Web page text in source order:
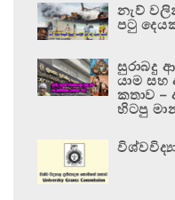
නැව්
පටු
සුරාබදු
යාම
කතාව –
හිටපු